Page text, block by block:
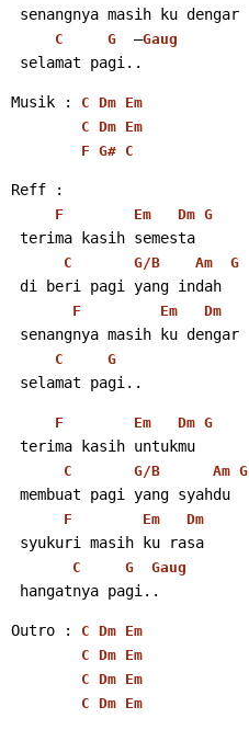
senangnya masih ku dengar
C G –Gaug
selamat pagi..
Musik : C Dm Em
C Dm Em
F G# C
Reff :
F Em Dm G
terima kasih semesta
C G/B Am G
di beri pagi yang indah
F Em Dm
senangnya masih ku dengar
C G
selamat pagi..
F Em Dm G
terima kasih untukmu
C G/B Am G
membuat pagi yang syahdu
F Em Dm
syukuri masih ku rasa
C G Gaug
hangatnya pagi..
Outro : C Dm Em
C Dm Em
C Dm Em
C Dm Em